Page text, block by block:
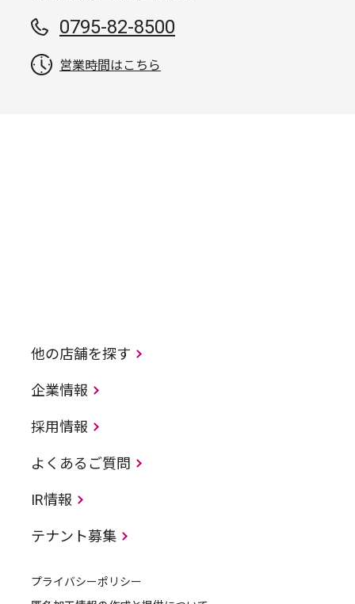
0795-82-8500
営業時間はこちら
他の店舗を探す
企業情報
採用情報
よくあるご質問
IR情報
テナント募集
プライバシーポリシー